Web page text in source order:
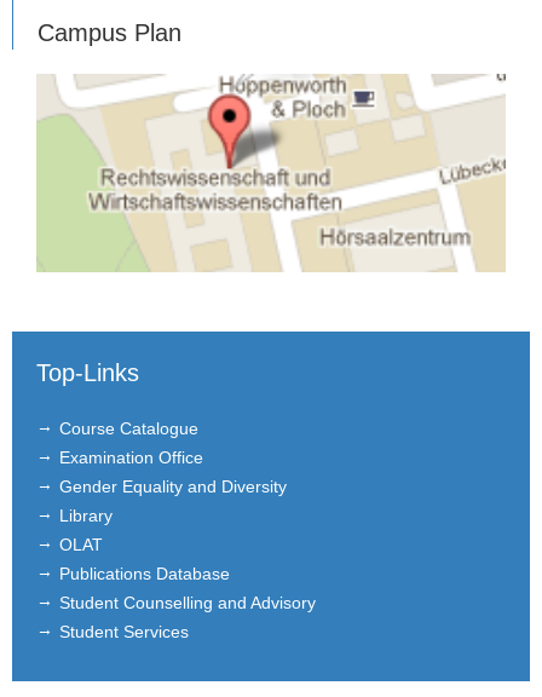
Campus Plan
Top-Links
Course Catalogue
Examination Office
Gender Equality and Diversity
Library
OLAT
Publications Database
Student Counselling and Advisory
Student Services